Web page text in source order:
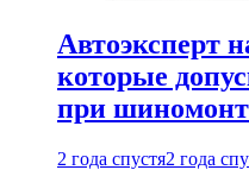
Автоэксперт
которые
при
2 года спустя2 года